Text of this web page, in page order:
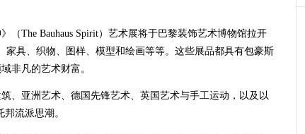
The Bauhaus Spirit）艺术展将于巴黎装饰艺术博物馆拉开
家具、织物、图样、模型和绘画等等。这些展品都具有包豪斯
非凡的艺术财富。
亚洲艺术、德国先锋艺术、英国艺术与手工运动，以及以
流派思潮。